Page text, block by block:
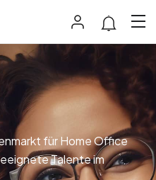
für Home Office
Talente im